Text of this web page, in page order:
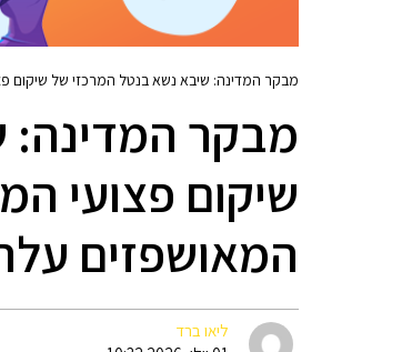
מבקר המדינה: שיבא נשא בנטל המרכזי של
מבקר המדינה:
שיקום פצועי
המאושפזים
ליאו ברד